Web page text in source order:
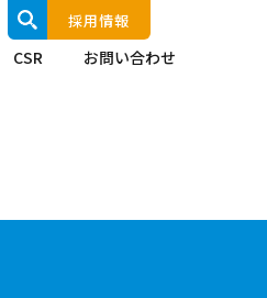
CSR お問い合わせ
採用情報